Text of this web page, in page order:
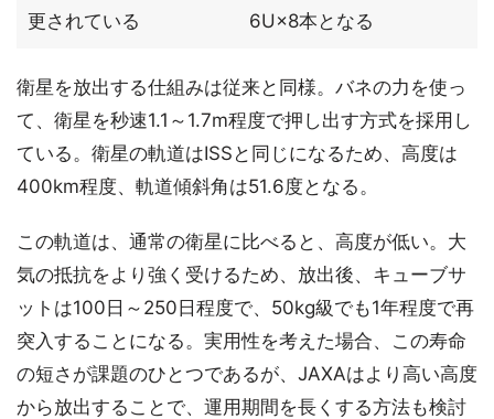
更されている
6U×8本となる
衛星を放出する仕組みは従来と同様。バネの力を使っ
て、衛星を秒速1.1～1.7m程度で押し出す方式を採用し
ている。衛星の軌道はISSと同じになるため、高度は
400km程度、軌道傾斜角は51.6度となる。
この軌道は、通常の衛星に比べると、高度が低い。大
気の抵抗をより強く受けるため、放出後、キューブサ
ットは100日～250日程度で、50kg級でも1年程度で再
突入することになる。実用性を考えた場合、この寿命
の短さが課題のひとつであるが、JAXAはより高い高度
から放出することで、運用期間を長くする方法も検討